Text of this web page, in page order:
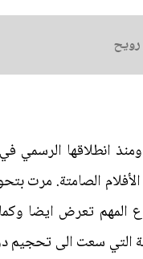
رويح
الأفلام الصامتة.
المهم تعرض ايضا
التي سعت الى تحجيم